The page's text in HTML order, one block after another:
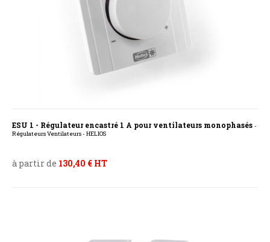
ESU 1 - Régulateur encastré 1 A pour ventilateurs monophasés -
Régulateurs Ventilateurs - HELIOS
à partir de 130,40 € HT